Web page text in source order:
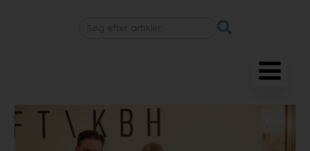
Møbler
Belysning